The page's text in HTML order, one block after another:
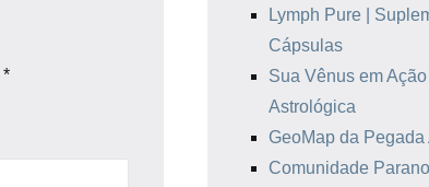
*
Lymph Pure |
Cápsulas
Sua Vênus em
Astrológica
GeoMap da Pegada
Comunidade